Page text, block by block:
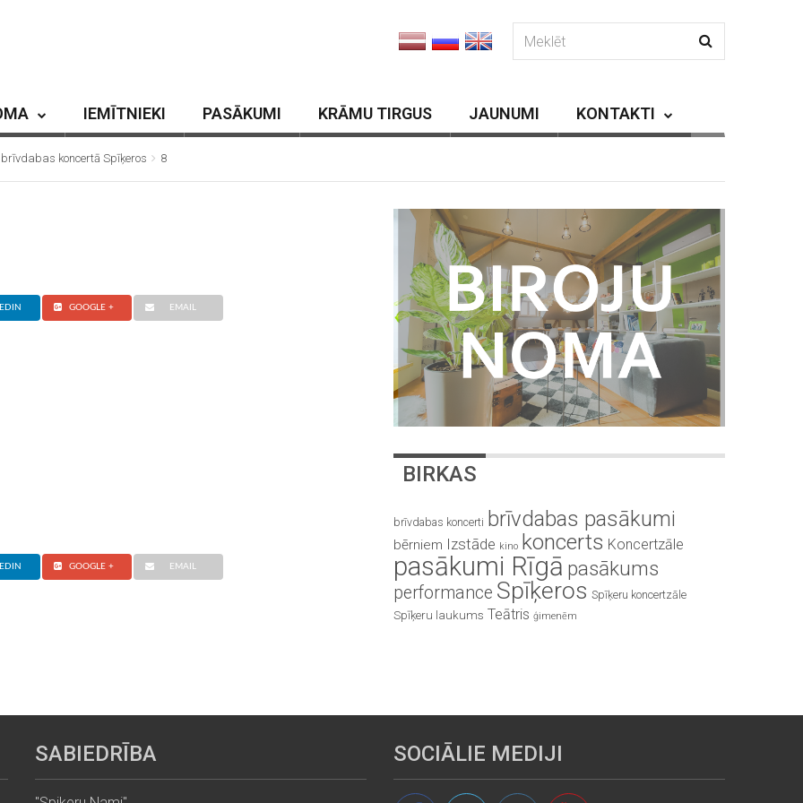
IEMĪTNIEKI PASĀKUMI KRĀMU TIRGUS JAUNUMI KONTAKTI
koncertā Spīķeros 8
GOOGLE + EMAIL
GOOGLE + EMAIL
BIRKAS
brīvdabas koncerti brīvdabas pasākumi
bērniem Izstāde kino koncerts Koncertzāle
pasākumi Rīgā pasākums
performance Spīķeros Spīķeru koncertzāle
Spīķeru laukums Teātris ģimenēm
SABIEDRĪBA SOCIĀLIE MEDIJI